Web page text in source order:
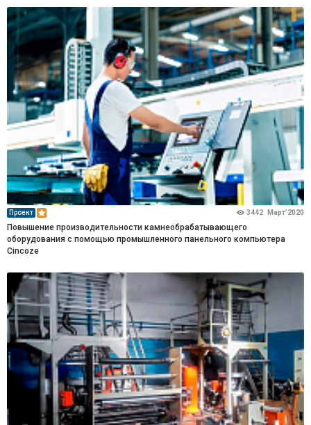
Проект 3442 Март’2020
Повышение производительности камнеобрабатывающего
оборудования с помощью промышленного панельного компьютера
Cincoze